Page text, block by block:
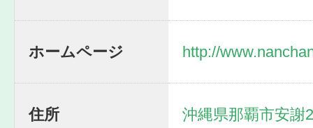
ホームページ http://
住所 沖縄県那覇市安謝